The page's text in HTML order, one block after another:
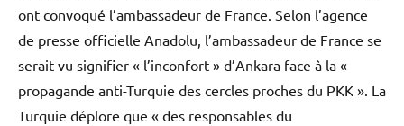
ont convoqué l’ambassadeur de France. Selon l’agence
de presse officielle Anadolu, l’ambassadeur de France se
serait vu signifier « l’inconfort » d’Ankara face à la «
propagande anti-Turquie des cercles proches du PKK ». La
Turquie déplore que « des responsables du